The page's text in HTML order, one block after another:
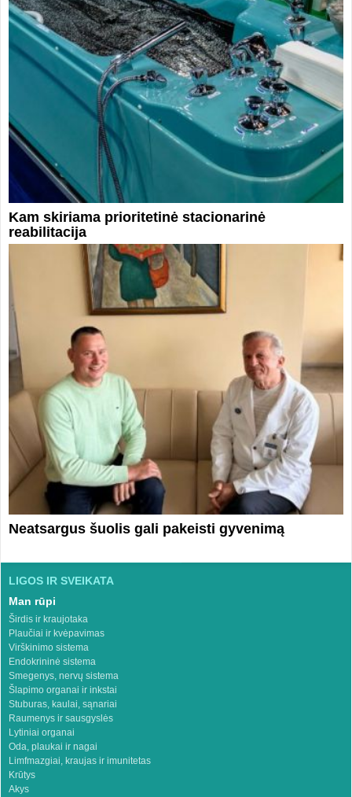
Kam skiriama prioritetinė stacionarinė
reabilitacija
Neatsargus šuolis gali pakeisti gyvenimą
LIGOS IR SVEIKATA
Man rūpi
Širdis ir kraujotaka
Plaučiai ir kvėpavimas
Virškinimo sistema
Endokrininė sistema
Smegenys, nervų sistema
Šlapimo organai ir inkstai
Stuburas, kaulai, sąnariai
Raumenys ir sausgyslės
Lytiniai organai
Oda, plaukai ir nagai
Limfmazgiai, kraujas ir imunitetas
Krūtys
Akys